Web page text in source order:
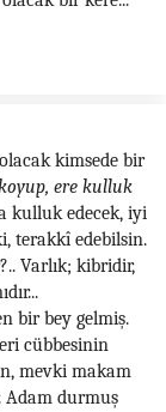
kimsede bir
ere kulluk
kulluk edecek, iyi
terakkî edebilsin.
Varlık; kibridir,
bir bey gelmiş.
cübbesinin
mevki makam
Adam durmuş